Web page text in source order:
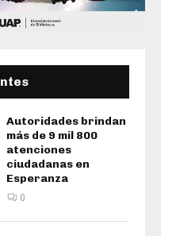
Autoridades brindan
más de 9 mil 800
atenciones
ciudadanas en
Esperanza
0